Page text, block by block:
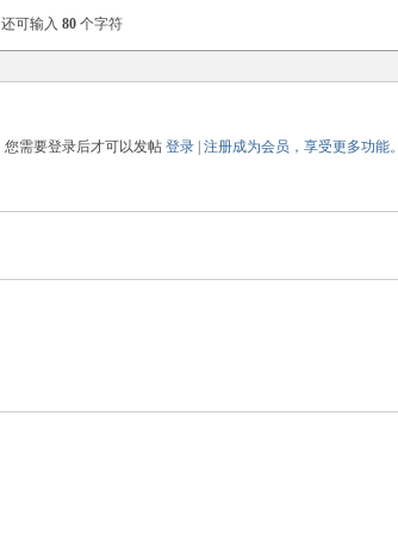
还可输入80 个字符
您需要登录后才可以发帖登录 |注册成为会员，享受更多功能。